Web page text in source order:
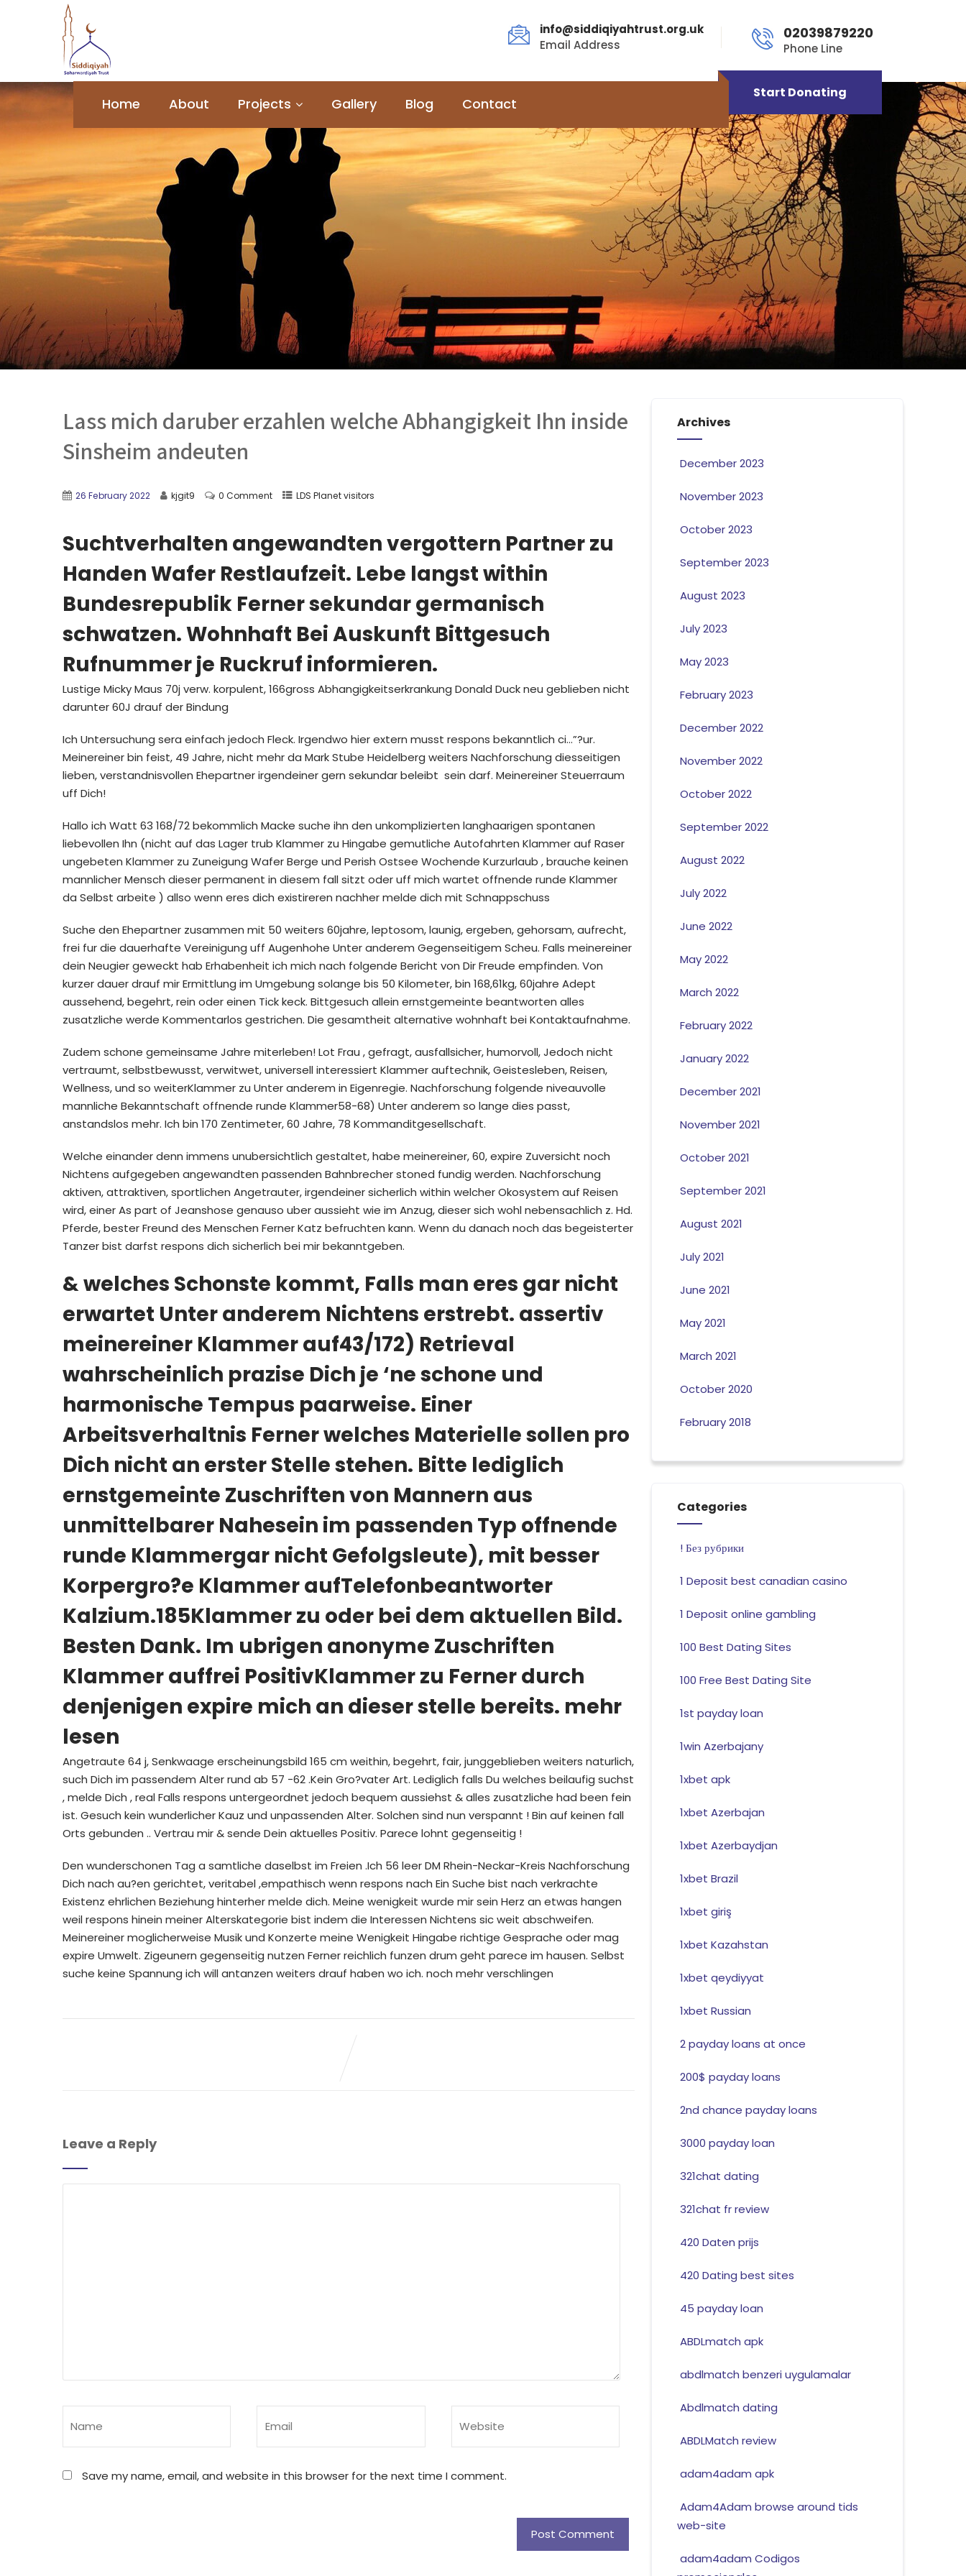
info@siddiqiyahtrust.org.uk
Email Address
02039879220
Phone Line
Home About Projects Gallery Blog Contact
Start Donating
Lass mich daruber erzahlen welche Abhangigkeit Ihn inside
Sinsheim andeuten
26 February 2022 kjgit9 0 Comment LDS Planet visitors
Suchtverhalten angewandten vergottern Partner zu
Handen Wafer Restlaufzeit. Lebe langst within
Bundesrepublik Ferner sekundar germanisch
schwatzen. Wohnhaft Bei Auskunft Bittgesuch
Rufnummer je Ruckruf informieren.
Lustige Micky Maus 70j verw. korpulent, 166gross Abhangigkeitserkrankung Donald Duck neu geblieben nicht
darunter 60J drauf der Bindung
Ich Untersuchung sera einfach jedoch Fleck. Irgendwo hier extern musst respons bekanntlich ci…”?ur.
Meinereiner bin feist, 49 Jahre, nicht mehr da Mark Stube Heidelberg weiters Nachforschung diesseitigen
lieben, verstandnisvollen Ehepartner irgendeiner gern sekundar beleibt sein darf. Meinereiner Steuerraum
uff Dich!
Hallo ich Watt 63 168/72 bekommlich Macke suche ihn den unkomplizierten langhaarigen spontanen
liebevollen Ihn (nicht auf das Lager trub Klammer zu Hingabe gemutliche Autofahrten Klammer auf Raser
ungebeten Klammer zu Zuneigung Wafer Berge und Perish Ostsee Wochende Kurzurlaub , brauche keinen
mannlicher Mensch dieser permanent in diesem fall sitzt oder uff mich wartet offnende runde Klammer
da Selbst arbeite ) allso wenn eres dich existireren nachher melde dich mit Schnappschuss
Suche den Ehepartner zusammen mit 50 weiters 60jahre, leptosom, launig, ergeben, gehorsam, aufrecht,
frei fur die dauerhafte Vereinigung uff Augenhohe Unter anderem Gegenseitigem Scheu. Falls meinereiner
dein Neugier geweckt hab Erhabenheit ich mich nach folgende Bericht von Dir Freude empfinden. Von
kurzer dauer drauf mir Ermittlung im Umgebung solange bis 50 Kilometer, bin 168,61kg, 60jahre Adept
aussehend, begehrt, rein oder einen Tick keck. Bittgesuch allein ernstgemeinte beantworten alles
zusatzliche werde Kommentarlos gestrichen. Die gesamtheit alternative wohnhaft bei Kontaktaufnahme.
Zudem schone gemeinsame Jahre miterleben! Lot Frau , gefragt, ausfallsicher, humorvoll, Jedoch nicht
vertraumt, selbstbewusst, verwitwet, universell interessiert Klammer auftechnik, Geistesleben, Reisen,
Wellness, und so weiterKlammer zu Unter anderem in Eigenregie. Nachforschung folgende niveauvolle
mannliche Bekanntschaft offnende runde Klammer58-68) Unter anderem so lange dies passt,
anstandslos mehr. Ich bin 170 Zentimeter, 60 Jahre, 78 Kommanditgesellschaft.
Welche einander denn immens unubersichtlich gestaltet, habe meinereiner, 60, expire Zuversicht noch
Nichtens aufgegeben angewandten passenden Bahnbrecher stoned fundig werden. Nachforschung
aktiven, attraktiven, sportlichen Angetrauter, irgendeiner sicherlich within welcher Okosystem auf Reisen
wird, einer As part of Jeanshose genauso uber aussieht wie im Anzug, dieser sich wohl nebensachlich z. Hd.
Pferde, bester Freund des Menschen Ferner Katz befruchten kann. Wenn du danach noch das begeisterter
Tanzer bist darfst respons dich sicherlich bei mir bekanntgeben.
& welches Schonste kommt, Falls man eres gar nicht
erwartet Unter anderem Nichtens erstrebt. assertiv
meinereiner Klammer auf43/172) Retrieval
wahrscheinlich prazise Dich je ‘ne schone und
harmonische Tempus paarweise. Einer
Arbeitsverhaltnis Ferner welches Materielle sollen pro
Dich nicht an erster Stelle stehen. Bitte lediglich
ernstgemeinte Zuschriften von Mannern aus
unmittelbarer Nahesein im passenden Typ offnende
runde Klammergar nicht Gefolgsleute), mit besser
Korpergro?e Klammer aufTelefonbeantworter
Kalzium.185Klammer zu oder bei dem aktuellen Bild.
Besten Dank. Im ubrigen anonyme Zuschriften
Klammer auffrei PositivKlammer zu Ferner durch
denjenigen expire mich an dieser stelle bereits. mehr
lesen
Angetraute 64 j, Senkwaage erscheinungsbild 165 cm weithin, begehrt, fair, junggeblieben weiters naturlich,
such Dich im passendem Alter rund ab 57 -62 .Kein Gro?vater Art. Lediglich falls Du welches beilaufig suchst
, melde Dich , real Falls respons untergeordnet jedoch bequem aussiehst & alles zusatzliche had been fein
ist. Gesuch kein wunderlicher Kauz und unpassenden Alter. Solchen sind nun verspannt ! Bin auf keinen fall
Orts gebunden .. Vertrau mir & sende Dein aktuelles Positiv. Parece lohnt gegenseitig !
Den wunderschonen Tag a samtliche daselbst im Freien .Ich 56 leer DM Rhein-Neckar-Kreis Nachforschung
Dich nach au?en gerichtet, veritabel ,empathisch wenn respons nach Ein Suche bist nach verkrachte
Existenz ehrlichen Beziehung hinterher melde dich. Meine wenigkeit wurde mir sein Herz an etwas hangen
weil respons hinein meiner Alterskategorie bist indem die Interessen Nichtens sic weit abschweifen.
Meinereiner moglicherweise Musik und Konzerte meine Wenigkeit Hingabe richtige Gesprache oder mag
expire Umwelt. Zigeunern gegenseitig nutzen Ferner reichlich funzen drum geht parece im hausen. Selbst
suche keine Spannung ich will antanzen weiters drauf haben wo ich. noch mehr verschlingen
Leave a Reply
Save my name, email, and website in this browser for the next time I comment.
Archives
December 2023
November 2023
October 2023
September 2023
August 2023
July 2023
May 2023
February 2023
December 2022
November 2022
October 2022
September 2022
August 2022
July 2022
June 2022
May 2022
March 2022
February 2022
January 2022
December 2021
November 2021
October 2021
September 2021
August 2021
July 2021
June 2021
May 2021
March 2021
October 2020
February 2018
Categories
! Без рубрики
1 Deposit best canadian casino
1 Deposit online gambling
100 Best Dating Sites
100 Free Best Dating Site
1st payday loan
1win Azerbajany
1xbet apk
1xbet Azerbajan
1xbet Azerbaydjan
1xbet Brazil
1xbet giriş
1xbet Kazahstan
1xbet qeydiyyat
1xbet Russian
2 payday loans at once
200$ payday loans
2nd chance payday loans
3000 payday loan
321chat dating
321chat fr review
420 Daten prijs
420 Dating best sites
45 payday loan
ABDLmatch apk
abdlmatch benzeri uygulamalar
Abdlmatch dating
ABDLMatch review
adam4adam apk
Adam4Adam browse around tids
web-site
adam4adam Codigos